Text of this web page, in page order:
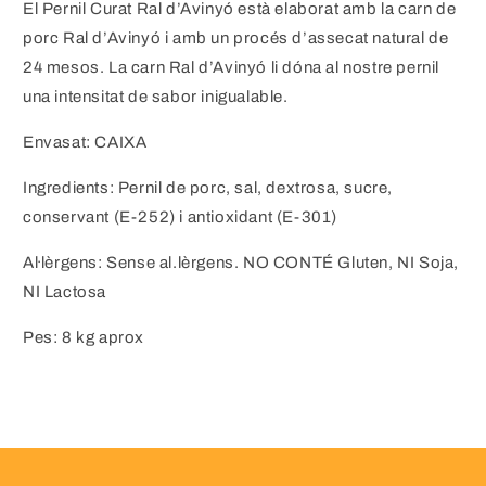
El Pernil Curat Ral d’Avinyó està elaborat amb la carn de
porc Ral d’Avinyó i amb un procés d’assecat natural de
24 mesos. La carn Ral d’Avinyó li dóna al nostre pernil
una intensitat de sabor inigualable.
Envasat: CAIXA
Ingredients: Pernil de porc, sal, dextrosa, sucre,
conservant (E-252) i antioxidant (E-301)
Al·lèrgens: Sense al.lèrgens. NO CONTÉ Gluten, NI Soja,
NI Lactosa
Pes: 8 kg aprox